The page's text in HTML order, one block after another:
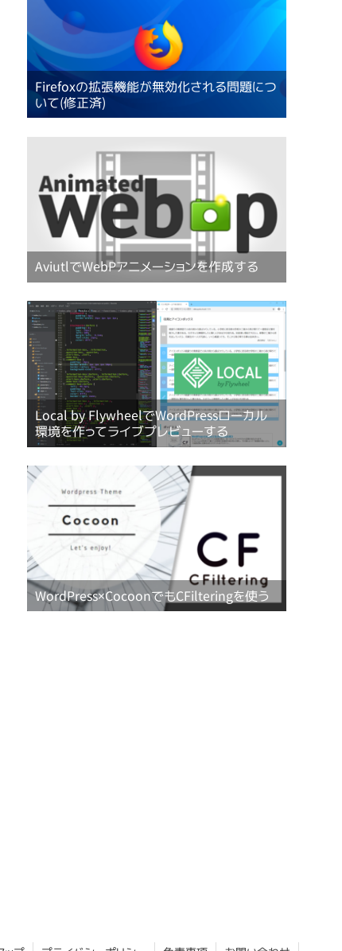
Firefoxの拡張機能が無効化される問題につ
いて(修正済)
AviutlでWebPアニメーションを作成する
Local by FlywheelでWordPressローカル
環境を作ってライブプレビューする
WordPress×CocoonでもCFilteringを使う